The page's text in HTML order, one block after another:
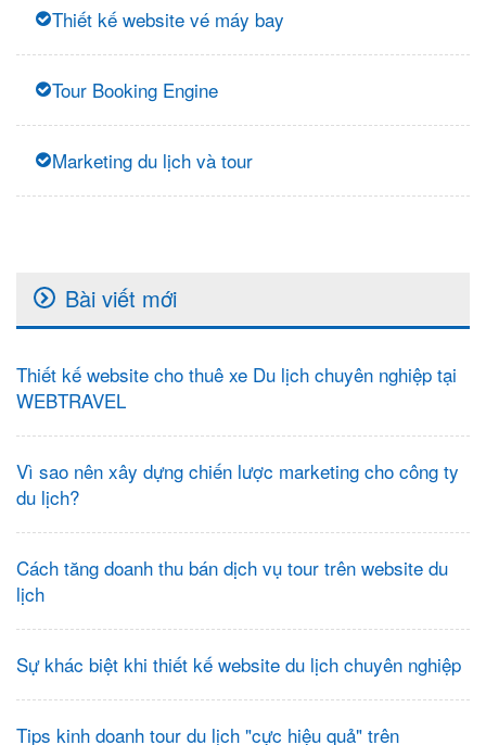
Thiết kế website vé máy bay
Tour Booking Engine
Marketing du lịch và tour
Bài viết mới
Thiết kế website cho thuê xe Du lịch chuyên nghiệp tại
WEBTRAVEL
Vì sao nên xây dựng chiến lược marketing cho công ty
du lịch?
Cách tăng doanh thu bán dịch vụ tour trên website du
lịch
Sự khác biệt khi thiết kế website du lịch chuyên nghiệp
Tips kinh doanh tour du lịch "cực hiệu quả" trên